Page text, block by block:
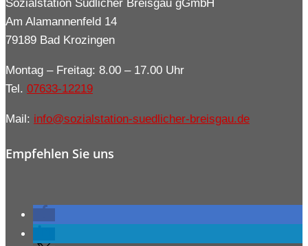
Sozialstation Südlicher Breisgau gGmbH
Am Alamannenfeld 14
79189 Bad Krozingen
Montag – Freitag: 8.00 – 17.00 Uhr
Tel. 07633-12219
Mail: info@sozialstation-suedlicher-breisgau.de
Empfehlen Sie uns